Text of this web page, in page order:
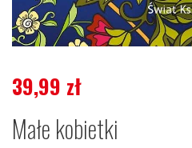
39,99 zł
Małe kobietki